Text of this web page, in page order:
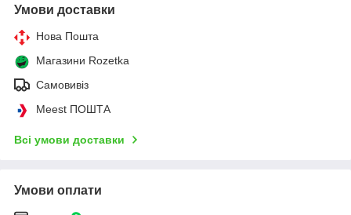
Умови доставки
Нова Пошта
Магазини Rozetka
Самовивіз
Meest ПОШТА
Всі умови доставки
Умови оплати